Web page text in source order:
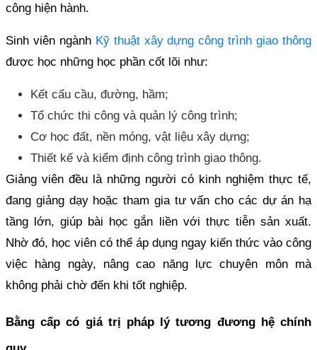
công hiện hành.
Sinh viên ngành Kỹ thuật xây dựng công trình giao thông
được học những học phần cốt lõi như:
Kết cấu cầu, đường, hầm;
Tổ chức thi công và quản lý công trình;
Cơ học đất, nền móng, vật liệu xây dựng;
Thiết kế và kiểm định công trình giao thông.
Giảng viên đều là những người có kinh nghiệm thực tế,
đang giảng dạy hoặc tham gia tư vấn cho các dự án hạ
tầng lớn, giúp bài học gắn liền với thực tiễn sản xuất.
Nhờ đó, học viên có thể áp dụng ngay kiến thức vào công
việc hàng ngày, nâng cao năng lực chuyên môn mà
không phải chờ đến khi tốt nghiệp.
Bằng cấp có giá trị pháp lý tương đương hệ chính